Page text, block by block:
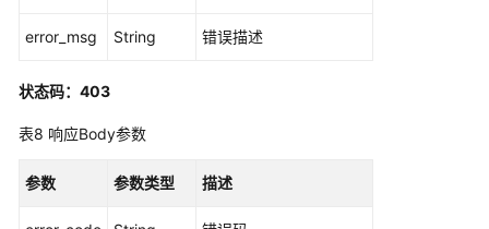
享
设
特
error_msg String 错误描述
状态码：403
表8 响应Body参数
参数 参数类型 描述